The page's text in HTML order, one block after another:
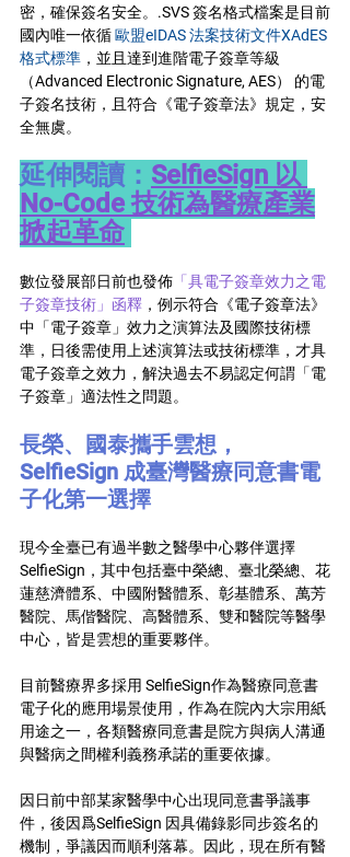
密，確保簽名安全。.SVS 簽名格式檔案是目前
國內唯一依循 歐盟eIDAS 法案技術文件XAdES
格式標準 ，並且達到進階電子簽章等級
（Advanced Electronic Signature, AES） 的電
子簽名技術，且符合《電子簽章法》規定，安
全無虞。
延伸閱讀： SelfieSign 以
No-Code 技術為醫療產業
掀起革命
數位發展部日前也發佈 「具電子簽章效力之電
子簽章技術」函釋 ，例示符合《電子簽章法》
中「電子簽章」效力之演算法及國際技術標
準，日後需使用上述演算法或技術標準，才具
電子簽章之效力，解決過去不易認定何謂「電
子簽章」適法性之問題。
長榮、國泰攜手雲想，
SelfieSign 成臺灣醫療同意書電
子化第一選擇
現今全臺已有過半數之醫學中心夥伴選擇
SelfieSign，其中包括臺中榮總、臺北榮總、花
蓮慈濟體系、中國附醫體系、彰基體系、萬芳
醫院、馬偕醫院、高醫體系、雙和醫院等醫學
中心，皆是雲想的重要夥伴。
目前醫療界多採用 SelfieSign作為醫療同意書
電子化的應用場景使用，作為在院內大宗用紙
用途之一，各類醫療同意書是院方與病人溝通
與醫病之間權利義務承諾的重要依據。
因日前中部某家醫學中心出現同意書爭議事
件，後因爲SelfieSign 因具備錄影同步簽名的
機制，爭議因而順利落幕。因此，現在所有醫